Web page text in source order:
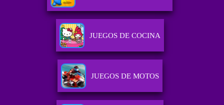
JUEGOS DE COCINA
JUEGOS DE MOTOS